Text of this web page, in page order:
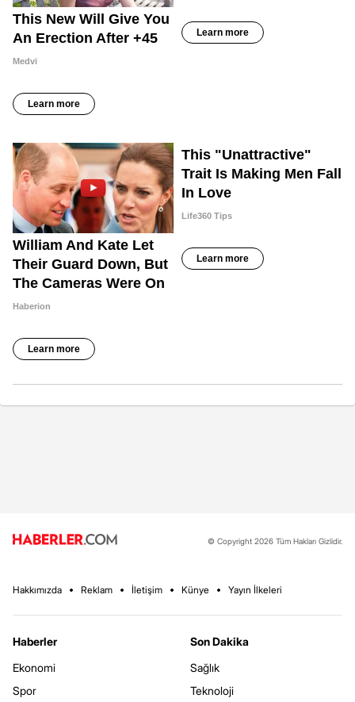
© Copyright 2026 Tüm Hakları Gizlidir.
Hakkımızda Reklam İletişim Künye Yayın İlkeleri
Haberler
Ekonomi
Spor
Son Dakika
Sağlık
Teknoloji